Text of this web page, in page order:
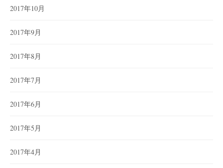
2017年10月
2017年9月
2017年8月
2017年7月
2017年6月
2017年5月
2017年4月